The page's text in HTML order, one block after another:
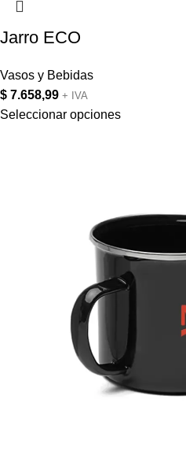
Jarro ECO
Vasos y Bebidas
$ 7.658,99 + IVA
Seleccionar opciones